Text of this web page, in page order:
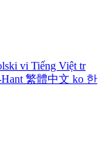
vi Tiếng Việt tr
繁體中文 ko 한